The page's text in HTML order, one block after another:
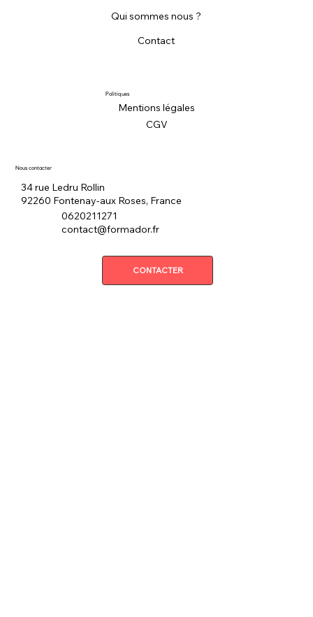
Politiques
Mentions légales
CGV
Nous contacter
34 rue Ledru Rollin
92260 Fontenay-aux Roses, France
0620211271
contact@formador.fr
CONTACTER
Qui sommes nous ?
Contact